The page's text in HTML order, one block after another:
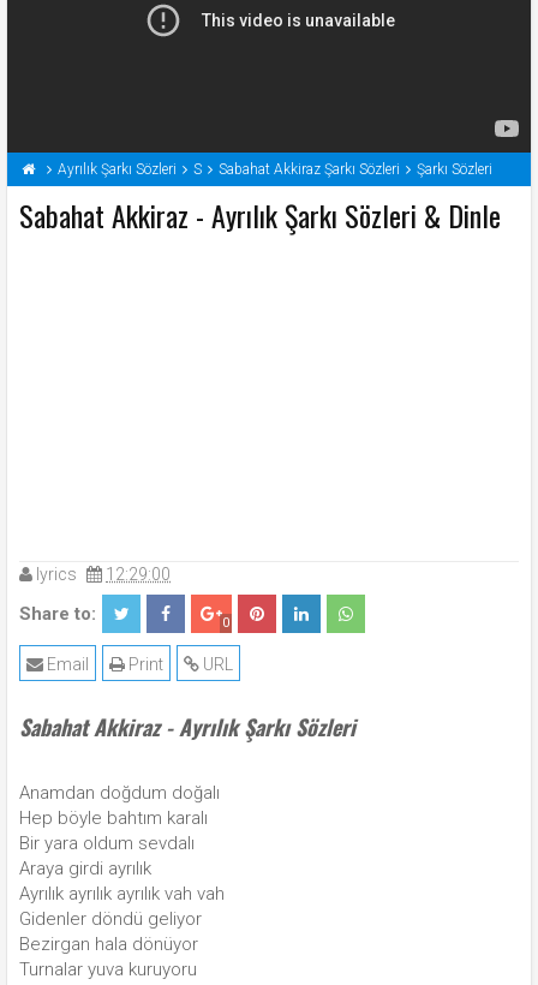
31 2025
Ayrılık Şarkı Sözleri S Sabahat Akkiraz Şarkı Sözleri Şarkı Sözleri
Sabahat Akkiraz - Ayrılık Şarkı Sözleri & Dinle
lyrics 12:29:00
Share to: 0
URL
Print
Email
Sabahat Akkiraz - Ayrılık Şarkı Sözleri
Anamdan doğdum doğalı
Hep böyle bahtım karalı
Bir yara oldum sevdalı
Araya girdi ayrılık
Ayrılık ayrılık ayrılık vah vah
Gidenler döndü geliyor
Bezirgan hala dönüyor
Turnalar yuva kuruyoru